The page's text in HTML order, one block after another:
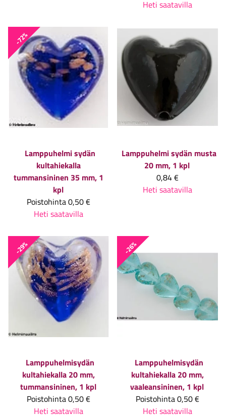
Heti saatavilla
-72%
Lamppuhelmi sydän
kultahiekalla
tummansininen 35 mm, 1
kpl
Poistohinta0,50 €
Heti saatavilla
Lamppuhelmi sydän musta
20 mm, 1 kpl
0,84 €
Heti saatavilla
-29%
Lamppuhelmisydän
kultahiekalla 20 mm,
tummansininen, 1 kpl
Poistohinta0,50 €
Heti saatavilla
-26%
Lamppuhelmisydän
kultahiekalla 20 mm,
vaaleansininen, 1 kpl
Poistohinta0,50 €
Heti saatavilla